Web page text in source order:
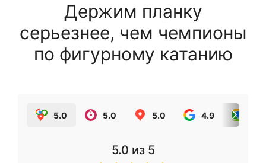
Держим планку
серьезнее, чем чемпионы
по фигурному катанию
5.0 5.0 5.0 4.9
5.0 из 5